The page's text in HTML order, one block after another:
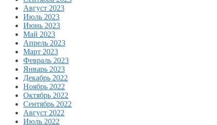
Август 2023
Июль 2023
Июнь 2023
Май 2023
Апрель 2023
Март 2023
Февраль 2023
Январь 2023
Декабрь 2022
Ноябрь 2022
Октябрь 2022
Сентябрь 2022
Август 2022
Июль 2022